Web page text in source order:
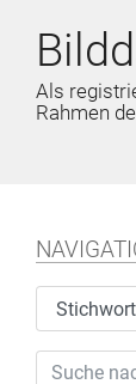
Als
Rahmen